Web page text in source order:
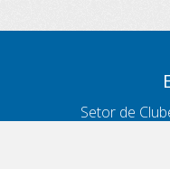
Setor de